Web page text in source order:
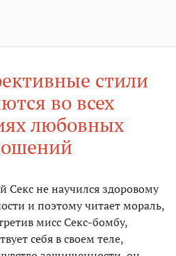
стили
во всех
любовных
Секс не научился здоровому
и поэтому читает мораль,
мисс Секс-бомбу,
себя в своем теле,